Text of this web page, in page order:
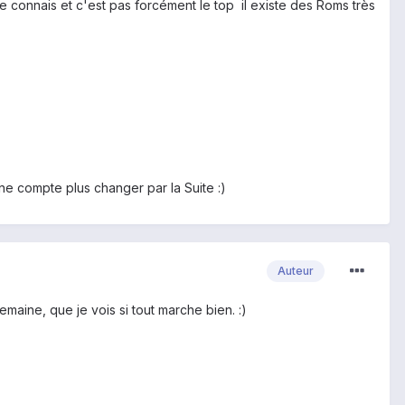
connais et c'est pas forcément le top il existe des Roms très
compte plus changer par la Suite :)
Auteur
que je vois si tout marche bien. :)